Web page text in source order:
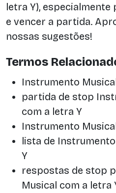
letra Y),
e vencer a partida.
nossas sugestões!
Termos
Instrumento
partida de stop
com a letra Y
Instrumento
lista de
Y
respostas de stop
Musical com a letra